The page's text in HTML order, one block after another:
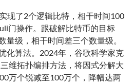
现了2个逻辑比特，相干时间100
门操作。跟破解比特币的目标
量级，相干时间差三个数量级。
化算法。2024年，谷歌科学家克
维拓扑编排方法，将因式分解大
万个锐减至100万个，降幅达两